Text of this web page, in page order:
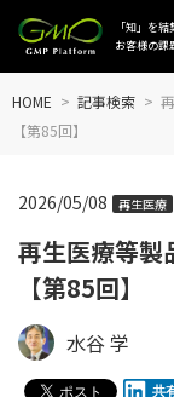
「知」を結
お客様の課
HOME 記事検索
【第85回】
再生医療等製
【第85回】
2026/05/08 再生医療
水谷 学
共